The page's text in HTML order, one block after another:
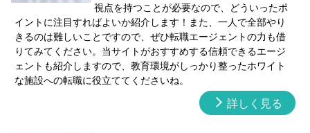
視点を持つことが必要なので、どういったポ
イントに注目すればよいか紹介します！また、一人で全部やり
きるのは難しいことですので、ぜひ転職エージェントの力も借
りてみてください。当サイトがおすすめする信頼できるエージ
ェントも紹介しますので、教育環境がしっかり整ったホワイト
な施設への転職に役立ててくださいね。
詳しく見る